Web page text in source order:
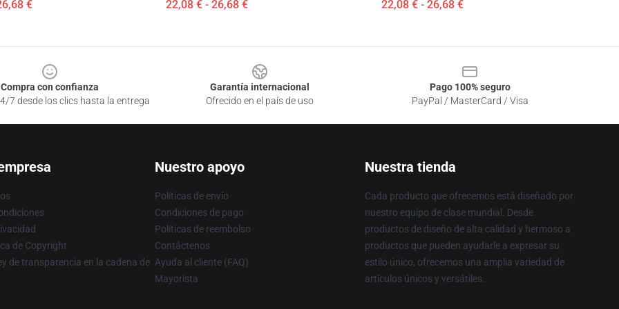
€ 22,08 € - 26,68 € 22,08 € - 26,68 €
Compra con confianza
7 desde los clics hasta la entrega
Garantía internacional
Ofrecido en el país de uso
Pago 100% seguro
PayPal / MasterCard / Visa
de Copyright
de transparencia en la cadena de
Nuestro apoyo
Políticas de envío
Condiciones de pago
Políticas de reembolso
Contáctenos
Ayuda al cliente (FAQ)
Mayorista
Nuestra tienda
Cada producto que ofrecemos está diseñado por
nuestro equipo de clase mundial. Desde
productos de diseño de alta calidad y hermoso a
productos que pueden ayudarle a expresar su
estilo único, ofrecemos una amplia variedad de
artículos únicos y versátiles.